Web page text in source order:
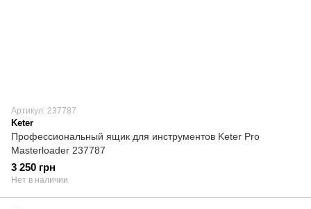
Артикул: 237787
Keter
Профессиональный ящик для инструментов Keter Pro
Masterloader 237787
3 250 грн
Нет в наличии